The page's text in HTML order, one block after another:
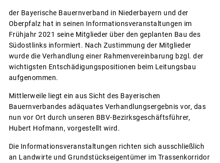
der Bayerische Bauernverband in Niederbayern und der
Oberpfalz hat in seinen Informationsveranstaltungen im
Frühjahr 2021 seine Mitglieder über den geplanten Bau des
Südostlinks informiert. Nach Zustimmung der Mitglieder
wurde die Verhandlung einer Rahmenvereinbarung bzgl. der
wichtigsten Entschädigungspositionen beim Leitungsbau
aufgenommen.
Mittlerweile liegt ein aus Sicht des Bayerischen
Bauernverbandes adäquates Verhandlungsergebnis vor, das
nun vor Ort durch unseren BBV-Bezirksgeschäftsführer,
Hubert Hofmann, vorgestellt wird.
Die Informationsveranstaltungen richten sich ausschließlich
an Landwirte und Grundstückseigentümer im Trassenkorridor